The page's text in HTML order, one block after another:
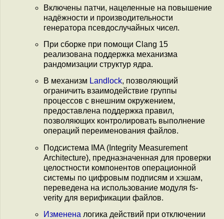
Включены патчи, нацеленные на повышение
надёжности и производительности
генератора псевдослучайных чисел.
При сборке при помощи Clang 15
реализована поддержка механизма
рандомизации структур ядра.
В механизм Landlock, позволяющий
ограничить взаимодействие группы
процессов с внешним окружением,
предоставлена поддержка правил,
позволяющих контролировать выполнение
операций переименования файлов.
Подсистема IMA (Integrity Measurement
Architecture), предназначенная для проверки
целостности компонентов операционной
системы по цифровым подписям и хэшам,
переведена на использование модуля fs-
verity для верификации файлов.
Изменена логика действий при отключении